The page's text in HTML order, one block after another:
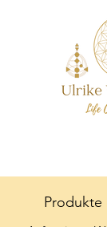
Produkte